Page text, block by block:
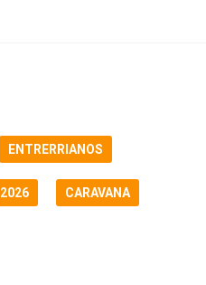
ENTRERRIANOS
2026 CARAVANA